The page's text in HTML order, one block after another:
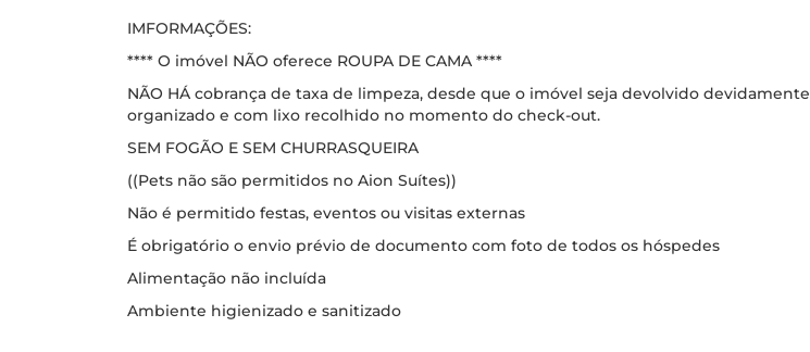
IMFORMAÇÕES:
**** O imóvel NÃO oferece ROUPA DE CAMA ****
NÃO HÁ cobrança de taxa de limpeza, desde que o imóvel seja devolvido devidamente
organizado e com lixo recolhido no momento do check-out.
SEM FOGÃO E SEM CHURRASQUEIRA
((Pets não são permitidos no Aion Suítes))
Não é permitido festas, eventos ou visitas externas
É obrigatório o envio prévio de documento com foto de todos os hóspedes
Alimentação não incluída
Ambiente higienizado e sanitizado